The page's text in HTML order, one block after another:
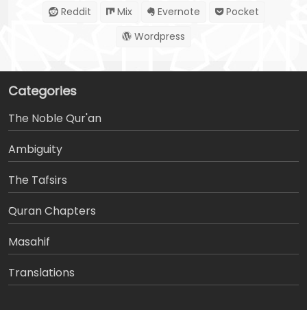
Reddit
Mix Evernote
Pocket
Wordpress
Categories
The Noble Qur'an
Ambiguity
The Tafsirs
َQuran Chapters
Masahif
Translations